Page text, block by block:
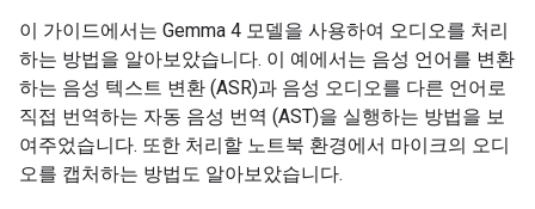
이 가이드에서는 Gemma 4 모델을 사용하여 오디오를 처리
하는 방법을 알아보았습니다. 이 예에서는 음성 언어를 변환
하는 음성 텍스트 변환 (ASR)과 음성 오디오를 다른 언어로
직접 번역하는 자동 음성 번역 (AST)을 실행하는 방법을 보
여주었습니다. 또한 처리할 노트북 환경에서 마이크의 오디
오를 캡처하는 방법도 알아보았습니다.